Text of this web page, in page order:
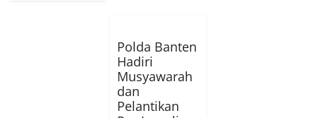
Polda Banten
Hadiri
Musyawarah
dan
Pelantikan